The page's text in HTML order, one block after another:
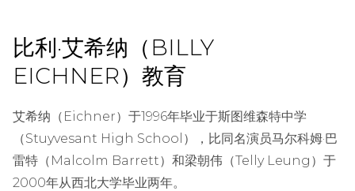
比利·艾希纳（BILLY
EICHNER）教育
艾希纳（Eichner）于1996年毕业于斯图维森特中学
（Stuyvesant High School），比同名演员马尔科姆·巴
雷特（Malcolm Barrett）和梁朝伟（Telly Leung）于
2000年从西北大学毕业两年。